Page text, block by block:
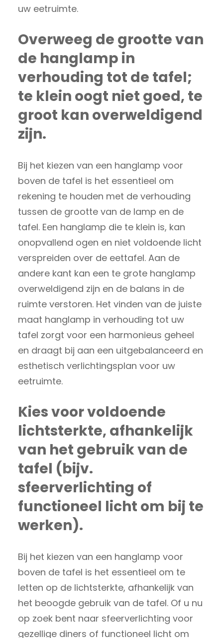
uw eetruimte.
Overweeg de grootte van
de hanglamp in
verhouding tot de tafel;
te klein oogt niet goed, te
groot kan overweldigend
zijn.
Bij het kiezen van een hanglamp voor
boven de tafel is het essentieel om
rekening te houden met de verhouding
tussen de grootte van de lamp en de
tafel. Een hanglamp die te klein is, kan
onopvallend ogen en niet voldoende licht
verspreiden over de eettafel. Aan de
andere kant kan een te grote hanglamp
overweldigend zijn en de balans in de
ruimte verstoren. Het vinden van de juiste
maat hanglamp in verhouding tot uw
tafel zorgt voor een harmonieus geheel
en draagt bij aan een uitgebalanceerd en
esthetisch verlichtingsplan voor uw
eetruimte.
Kies voor voldoende
lichtsterkte, afhankelijk
van het gebruik van de
tafel (bijv.
sfeerverlichting of
functioneel licht om bij te
werken).
Bij het kiezen van een hanglamp voor
boven de tafel is het essentieel om te
letten op de lichtsterkte, afhankelijk van
het beoogde gebruik van de tafel. Of u nu
op zoek bent naar sfeerverlichting voor
gezellige diners of functioneel licht om